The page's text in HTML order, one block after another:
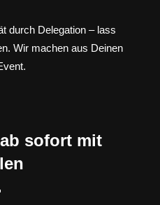
durch Delegation – lass
Wir machen aus Deinen
sofort mit